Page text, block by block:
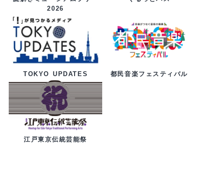
2026
TOKYO UPDATES 都民音楽フェスティバル
江戸東京伝統芸能祭